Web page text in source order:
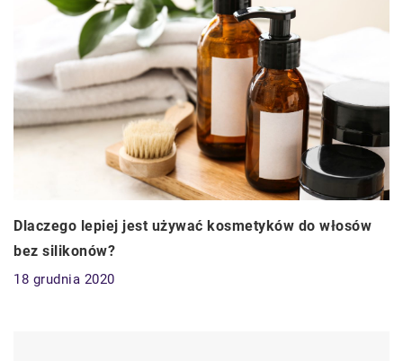
Dlaczego lepiej jest używać kosmetyków do włosów
bez silikonów?
18 grudnia 2020